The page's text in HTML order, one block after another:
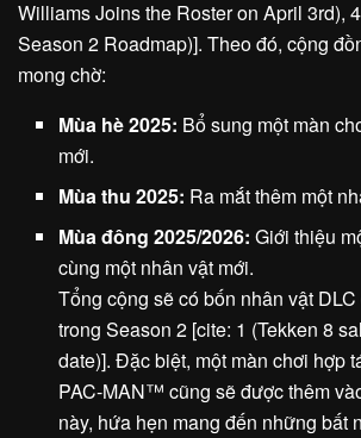
Williams Joins the Roster on April 3rd),
Season 2 Roadmap)]. Theo đó, cộng
mong chờ:
Mùa hè 2025: Bổ sung một màn
mới.
Mùa thu 2025: Ra mắt thêm một
Mùa đông 2025/2026: Giới thiệu
cùng một nhân vật mới.
Tổng cộng sẽ có bốn nhân vật
trong Season 2 [cite: 1 (Tekken 8
date)]. Đặc biệt, một màn chơi hợp
PAC-MAN™ cũng sẽ được thêm
này, hứa hẹn mang đến những bất